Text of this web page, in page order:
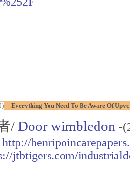
Everything You Need To Be Aware Of
/ Door wimbledon -
http://
jtbtigers.com/